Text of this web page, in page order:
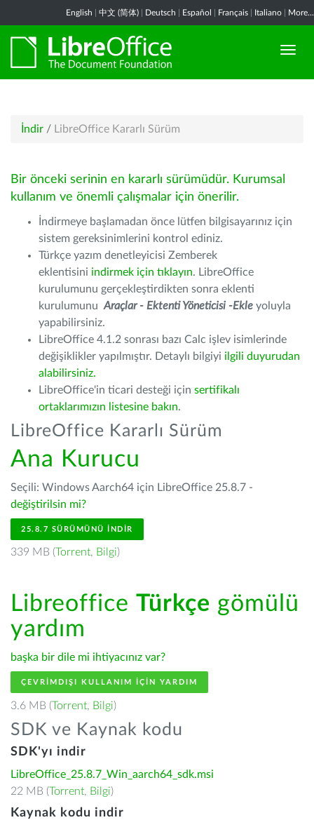
English 中文 (简体) Deutsch Español Français Italiano More...
İndir / LibreOffice Kararlı Sürüm
Bir önceki serinin en kararlı sürümüdür. Kurumsal
kullanım ve önemli çalışmalar için önerilir.
İndirmeye başlamadan önce lütfen bilgisayarınız için
sistem gereksinimlerini kontrol ediniz.
Türkçe yazım denetleyicisi Zemberek
eklentisini indirmek için tıklayın. LibreOffice
kurulumunu gerçekleştirdikten sonra eklenti
kurulumunu Araçlar - Ektenti Yöneticisi -Ekle yoluyla
yapabilirsiniz.
LibreOffice 4.1.2 sonrası bazı Calc işlev isimlerinde
değişiklikler yapılmıştır. Detaylı bilgiyi ilgili duyurudan
alabilirsiniz.
LibreOffice'in ticari desteği için sertifikalı
ortaklarımızın listesine bakın.
LibreOffice Kararlı Sürüm
Ana Kurucu
Seçili: Windows Aarch64 için LibreOffice 25.8.7 -
değiştirilsin mi?
25.8.7 SÜRÜMÜNÜ İNDIR
339 MB (Torrent, Bilgi)
Libreoffice Türkçe gömülü
yardım
başka bir dile mi ihtiyacınız var?
ÇEVRIMDIŞI KULLANIM IÇIN YARDIM
3.6 MB (Torrent, Bilgi)
SDK ve Kaynak kodu
SDK'yı indir
LibreOffice_25.8.7_Win_aarch64_sdk.msi
22 MB (Torrent, Bilgi)
Kaynak kodu indir